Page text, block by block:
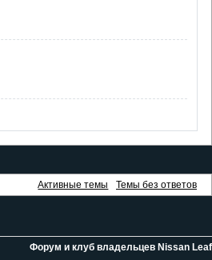
Активные темы Темы без ответов
Форум и клуб владельцев Nissan Leaf